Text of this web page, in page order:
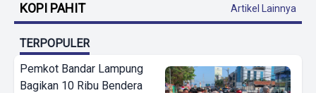
KOPI PAHIT Artikel Lainnya
TERPOPULER
Pemkot Bandar Lampung
Bagikan 10 Ribu Bendera